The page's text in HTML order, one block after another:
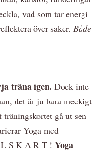
vad som tar energi
över saker. Både
träna igen. Dock inte
det är ju bara meckigt
gå ut sen
Yoga med
S K A R T ! Yoga